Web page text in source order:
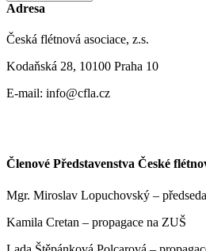
Adresa
Česká flétnová asociace, z.s.
Kodaňská 28, 10100 Praha 10
E-mail: info@cfla.cz
Členové Představenstva České
Mgr. Miroslav Lopuchovský – předseda
Kamila Cretan – propagace na ZUŠ